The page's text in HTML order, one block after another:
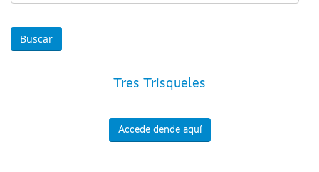
Tres Trisqueles
Accede dende aquí